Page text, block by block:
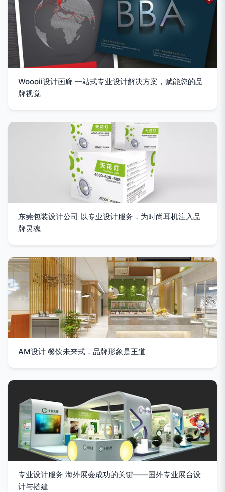
Woooii设计画廊 一站式专业设计解决方案，赋能您的品
牌视觉
东莞包装设计公司 以专业设计服务，为时尚耳机注入品
牌灵魂
AM设计 餐饮未来式，品牌形象是王道
专业设计服务 海外展会成功的关键——国外专业展台设
计与搭建